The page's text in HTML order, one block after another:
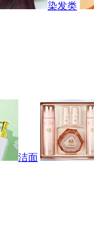
染发类
洁面